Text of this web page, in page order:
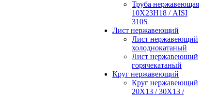
Труба нержавеющая
10Х23Н18 / AISI
310S
Лист нержавеющий
Лист нержавеющий
холоднокатаный
Лист нержавеющий
горячекатаный
Круг нержавеющий
Круг нержавеющий
20Х13 / 30Х13 /